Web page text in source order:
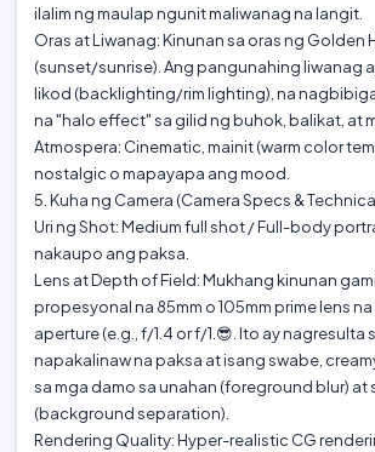
ilalim ng maulap ngunit maliwanag na langit.
‎​Oras at Liwanag: Kinunan sa oras ng Golden
(sunset/sunrise). Ang pangunahing liwanag
likod (backlighting/rim lighting), na
na "halo effect" sa gilid ng buhok, balikat, at
‎​Atmospera: Cinematic, mainit (warm color
nostalgic o mapayapa ang mood.
‎​5. Kuha ng Camera (Camera Specs &
‎​Uri ng Shot: Medium full shot / Full-body
nakaupo ang paksa.
‎​Lens at Depth of Field: Mukhang kinunan
propesyonal na 85mm o 105mm prime lens
aperture (e.g., f/1.4 or f/1.😎. Ito ay nagresulta
napakalinaw na paksa at isang swabe,
sa mga damo sa unahan (foreground blur) at
(background separation).
‎​Rendering Quality: Hyper-realistic CG